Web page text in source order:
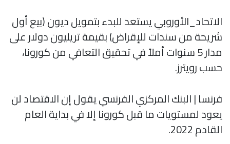
الاتحاد_الأوروبي يستعد للبدء بتمويل ديون (بيع أول
شريحة من سندات للإقراض) بقيمة تريليون دولار على
مدار 5 سنوات أملاً في تحقيق التعافي من كورونا،
حسب رويترز.
فرنسا | البنك المركزي الفرنسي يقول إن الاقتصاد لن
يعود لمستويات ما قبل كورونا إلا في بداية العام
القادم 2022.